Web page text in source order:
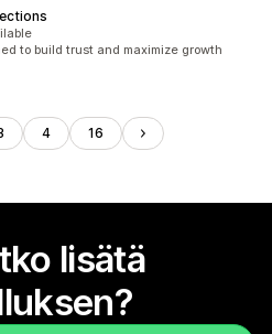
to build trust and maximize growth
4 16
lisätä